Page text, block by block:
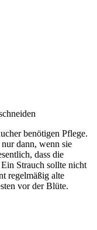
benötigen Pflege.
dann, wenn sie
dass die
Strauch sollte nicht
regelmäßig alte
vor der Blüte.